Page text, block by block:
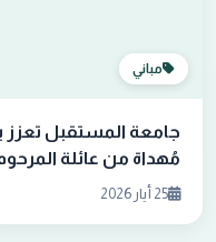
مباني
جامعة المستقبل تعزز
مُهداة من عائلة
25 أيار 2026